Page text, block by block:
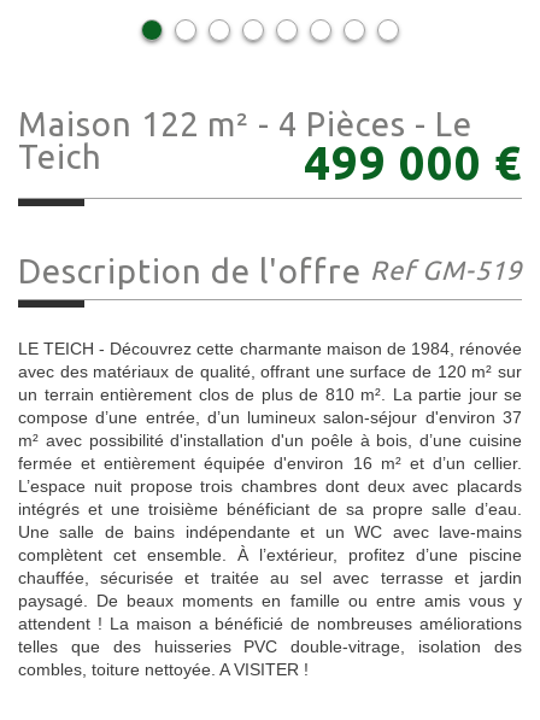
Maison 122 m² - 4 Pièces - Le
Teich
499 000 €
Description de l'offre Ref GM-519
LE TEICH - Découvrez cette charmante maison de 1984, rénovée
avec des matériaux de qualité, offrant une surface de 120 m² sur
un terrain entièrement clos de plus de 810 m². La partie jour se
compose d’une entrée, d’un lumineux salon-séjour d'environ 37
m² avec possibilité d'installation d'un poêle à bois, d’une cuisine
fermée et entièrement équipée d'environ 16 m² et d’un cellier.
L’espace nuit propose trois chambres dont deux avec placards
intégrés et une troisième bénéficiant de sa propre salle d’eau.
Une salle de bains indépendante et un WC avec lave-mains
complètent cet ensemble. À l’extérieur, profitez d’une piscine
chauffée, sécurisée et traitée au sel avec terrasse et jardin
paysagé. De beaux moments en famille ou entre amis vous y
attendent ! La maison a bénéficié de nombreuses améliorations
telles que des huisseries PVC double-vitrage, isolation des
combles, toiture nettoyée. A VISITER !